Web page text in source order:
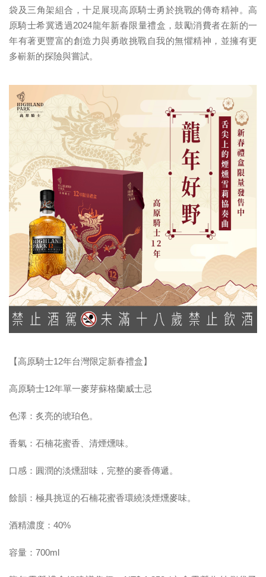
袋及三角架組合，十足展現高原騎士勇於挑戰的傳奇精神。高
原騎士希冀透過2024龍年新春限量禮盒，鼓勵消費者在新的一
年有著更豐富的創造力與勇敢挑戰自我的無懼精神，並擁有更
多嶄新的探險與嘗試。
【高原騎士12年台灣限定新春禮盒】
高原騎士12年單一麥芽蘇格蘭威士忌
色澤：炙亮的琥珀色。
香氣：石楠花蜜香、清煙燻味。
口感：圓潤的淡燻甜味，完整的麥香傳遞。
餘韻：極具挑逗的石楠花蜜香環繞淡煙燻麥味。
酒精濃度：40%
容量：700ml